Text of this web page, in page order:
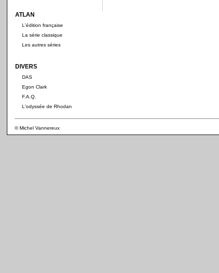
ATLAN
L'édition française
La série classique
Les autres séries
DIVERS
DAS
Egon Clark
F.A.Q.
L'odyssée de Rhodan
© Michel Vannereux